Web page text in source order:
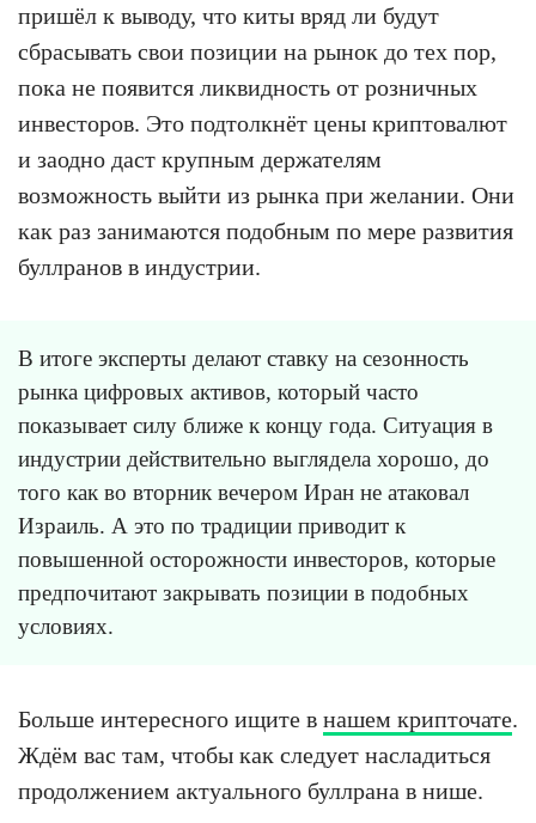
пришёл к выводу, что киты вряд ли будут
сбрасывать свои позиции на рынок до тех пор,
пока не появится ликвидность от розничных
инвесторов. Это подтолкнёт цены криптовалют
и заодно даст крупным держателям
возможность выйти из рынка при желании. Они
как раз занимаются подобным по мере развития
буллранов в индустрии.
В итоге эксперты делают ставку на сезонность
рынка цифровых активов, который часто
показывает силу ближе к концу года. Ситуация в
индустрии действительно выглядела хорошо, до
того как во вторник вечером Иран не атаковал
Израиль. А это по традиции приводит к
повышенной осторожности инвесторов, которые
предпочитают закрывать позиции в подобных
условиях.
Больше интересного ищите в нашем крипточате.
Ждём вас там, чтобы как следует насладиться
продолжением актуального буллрана в нише.